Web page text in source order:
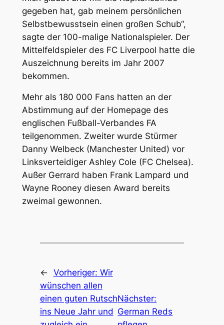
gegeben hat, gab meinem persönlichen
Selbstbewusstsein einen großen Schub“,
sagte der 100-malige Nationalspieler. Der
Mittelfeldspieler des FC Liverpool hatte die
Auszeichnung bereits im Jahr 2007
bekommen.
Mehr als 180 000 Fans hatten an der
Abstimmung auf der Homepage des
englischen Fußball-Verbandes FA
teilgenommen. Zweiter wurde Stürmer
Danny Welbeck (Manchester United) vor
Linksverteidiger Ashley Cole (FC Chelsea).
Außer Gerrard haben Frank Lampard und
Wayne Rooney diesen Award bereits
zweimal gewonnen.
← Vorheriger: Wir
wünschen allen
einen guten Rutsch
ins Neue Jahr und
Nächster:
German Reds